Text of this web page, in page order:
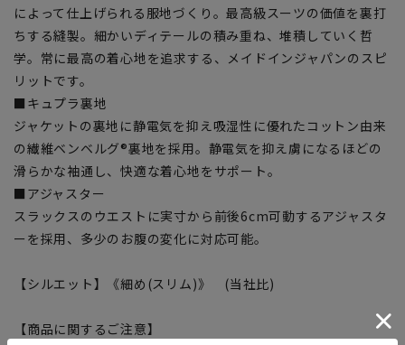
によって仕上げられる服地づくり。最高級スーツの価値を裏打
ちする縫製。細かいディテールの積み重ね、堆積していく哲
学。常に最高の着心地を追求する、メイドインジャパンのスピ
リットです。
■キュプラ裏地
ジャケットの裏地に静電気を抑え吸湿性に優れたコットン由来
の繊維ベンベルグ®裏地を採用。静電気を抑え虜になるほどの
滑らかな袖通し、快適な着心地をサポート。
■アジャスター
スラックスのウエストに実寸から前後6cm可動するアジャスタ
ーを採用、多少のお腹の変化に対応可能。
【シルエット】《細め(スリム)》 (当社比)
【商品に関するご注意】